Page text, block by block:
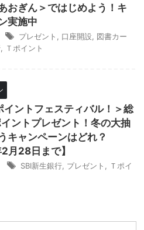
おぎん＞ではじめよう！キ
実施中
プレゼント 口座開設
図書カー
Ｔポイント
イントフェスティバル！＞総
ントプレゼント！冬の大抽
キャンペーンはどれ？
2月28日まで】
SBI新生銀行 プレゼント
Ｔポイ